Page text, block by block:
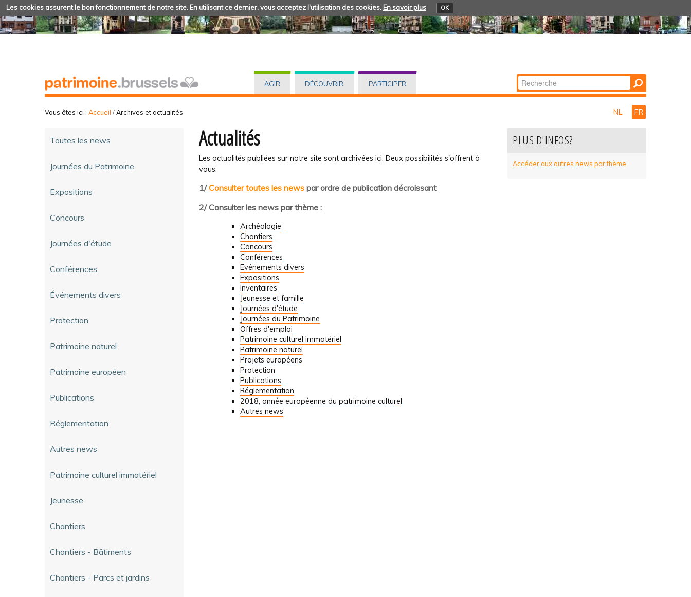
Les cookies assurent le bon fonctionnement de notre site. En utilisant ce dernier, vous acceptez l'utilisation des cookies. En savoir plus OK
AGIR DÉCOUVRIR PARTICIPER Chercher par
Recherche
Vous êtes ici : Accueil /Archives et actualités NL FR
Toutes les news
Journées du Patrimoine
Expositions
Concours
Journées d'étude
Conférences
Événements divers
Protection
Patrimoine naturel
Patrimoine européen
Publications
Réglementation
Autres news
Patrimoine culturel immatériel
Jeunesse
Chantiers
Chantiers - Bâtiments
Chantiers - Parcs et jardins
Actualités
Les actualités publiées sur notre site sont archivées ici. Deux possibilités s'offrent à
vous:
1/Consulter toutes les news par ordre de publication décroissant
2/ Consulter les news par thème :
Archéologie
Chantiers
Concours
Conférences
Evénements divers
Expositions
Inventaires
Jeunesse et famille
Journées d'étude
Journées du Patrimoine
Offres d'emploi
Patrimoine culturel immatériel
Patrimoine naturel
Projets européens
Protection
Publications
Réglementation
2018, année européenne du patrimoine culturel
Autres news
PLUS D'INFOS?
Accéder aux autres news par thème